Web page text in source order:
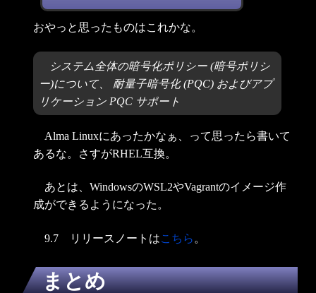
おやっと思ったものはこれかな。
システム全体の暗号化ポリシー (暗号ポリシ
ー)について、 耐量子暗号化 (PQC) およびアプ
リケーション PQC サポート
Alma Linuxにあったかなぁ、って思ったら書いて
あるな。さすがRHEL互換。
あとは、WindowsのWSL2やVagrantのイメージ作
成ができるようになった。
9.7 リリースノートはこちら 。
まとめ